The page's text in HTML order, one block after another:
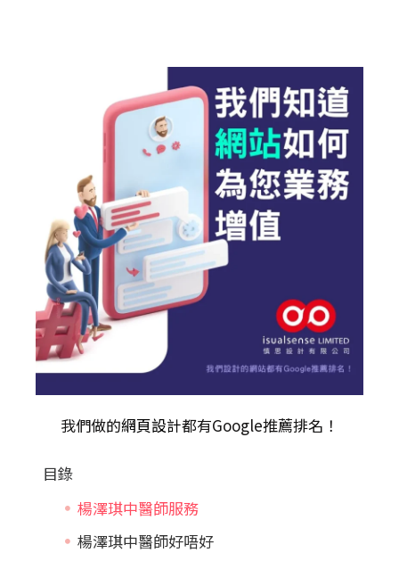
我們做的網頁設計都有Google推薦排名！
目錄
楊澤琪中醫師服務
楊澤琪中醫師好唔好